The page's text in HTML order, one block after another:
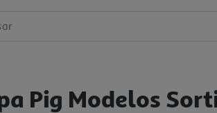
Pig Modelos